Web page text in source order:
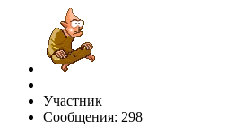
Участник
Сообщения: 298